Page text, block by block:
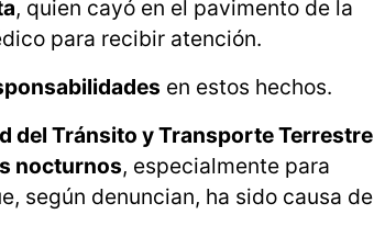
, quien cayó en el pavimento de la
para recibir atención.
en estos hechos.
del Tránsito y Transporte Terrestre
nocturnos, especialmente para
según denuncian, ha sido causa de